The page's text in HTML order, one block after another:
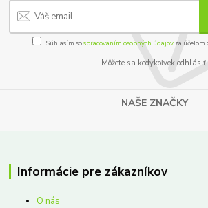
Súhlasím sospracovaním osobných údajov za účelom
Môžete sa kedykoľvek odhlásiť.
NAŠE ZNAČKY
Informácie pre zákazníkov
O nás